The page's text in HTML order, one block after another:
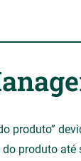
produto”
produto